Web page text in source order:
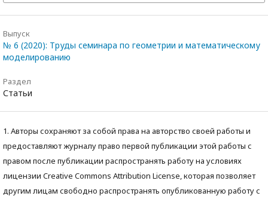
Выпуск
№ 6 (2020): Труды семинара по геометрии и математическому
моделированию
Раздел
Статьи
1. Авторы сохраняют за собой права на авторство своей работы и
предоставляют журналу право первой публикации этой работы с
правом после публикации распространять работу на условиях
лицензии Creative Commons Attribution License, которая позволяет
другим лицам свободно распространять опубликованную работу с